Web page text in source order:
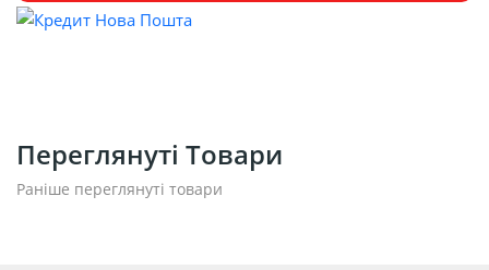
Переглянуті Товари
Раніше переглянуті товари